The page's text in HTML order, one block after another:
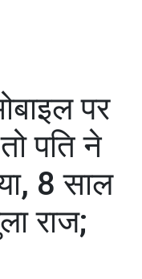
पर
पति ने
8 साल
राज;